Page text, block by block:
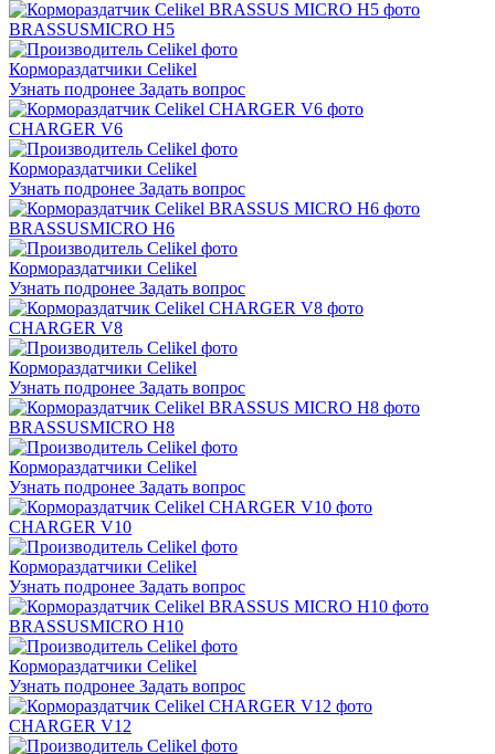
BRASSUSMICRO H5
Кормораздатчики Celikel
Узнать подронее Задать вопрос
CHARGER V6
Кормораздатчики Celikel
Узнать подронее Задать вопрос
BRASSUSMICRO H6
Кормораздатчики Celikel
Узнать подронее Задать вопрос
CHARGER V8
Кормораздатчики Celikel
Узнать подронее Задать вопрос
BRASSUSMICRO H8
Кормораздатчики Celikel
Узнать подронее Задать вопрос
CHARGER V10
Кормораздатчики Celikel
Узнать подронее Задать вопрос
BRASSUSMICRO H10
Кормораздатчики Celikel
Узнать подронее Задать вопрос
CHARGER V12